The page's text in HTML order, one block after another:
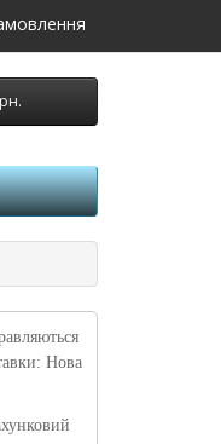
Нова